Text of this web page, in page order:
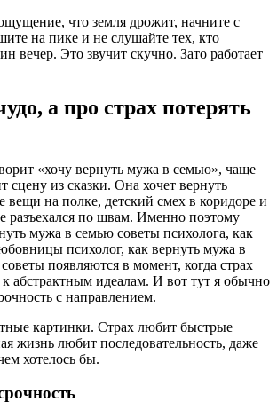
что земля дрожит, начните с
на пике и не слушайте тех, кто
вечер. Это звучит скучно. Зато работает
а про страх потерять
«хочу вернуть мужа в семью», чаще
сцену из сказки. Она хочет вернуть
вещи на полке, детский смех в коридоре и
разъехался по швам. Именно поэтому
мужа в семью советы психолога, как
психолог, как вернуть мужа в
появляются в момент, когда страх
абстрактным идеалам. И вот тут я обычно
с направлением.
картинки. Страх любит быстрые
жизнь любит последовательность, даже
хотелось бы.